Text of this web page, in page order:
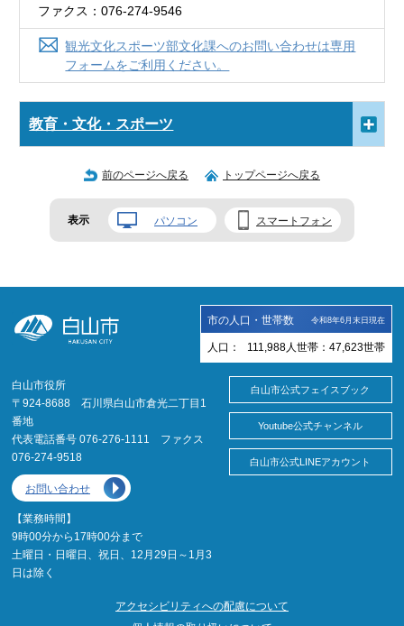
ファクス：076-274-9546
観光文化スポーツ部文化課へのお問い合わせは専用
フォームをご利用ください。
教育・文化・スポーツ
前のページへ戻る トップページへ戻る
表示 パソコン スマートフォン
市の人口・世帯数 令和8年6月末日現在
人口： 111,988 人 世帯： 47,623世帯
白山市役所
〒924-8688 石川県白山市倉光二丁目1
番地
代表電話番号 076-276-1111 ファクス
076-274-9518
お問い合わせ
【業務時間】
9時00分から17時00分まで
土曜日・日曜日、祝日、12月29日～1月3
日は除く
白山市公式フェイスブック
Youtube公式チャンネル
白山市公式LINEアカウント
アクセシビリティへの配慮について